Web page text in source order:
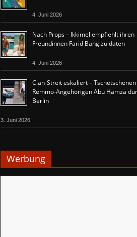
4. Juni 2026
Nach Props – Ikkimel empfiehlt ihren
Freundinnen Farid Bang zu daten
4. Juni 2026
Clan-Streit eskaliert –
Remmo-Angehörigen Abu Hamza
Berlin
3. Juni 2026
Werbung